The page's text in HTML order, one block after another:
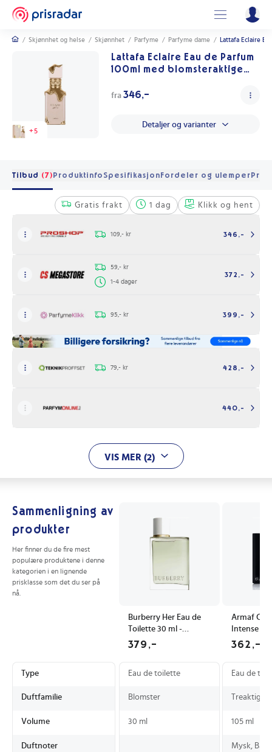
/ Skjønnhet og helse / Skjønnhet / Parfyme / Parfyme dame / Lattafa Eclaire
+5
Lattafa Eclaire Eau de Parfum
100ml med blomsteraktige
fra 346,-
Detaljer og varianter
Tilbud (7)Produktinfo SpesifikasjonFordeler og ulemperPris
Gratis frakt 1 dag Klikk og hent
109,- kr 346,-
59,- kr
1-4 dager
372,-
95,- kr 399,-
79,- kr 428,-
440,-
VIS MER (2)
Sammenligning av
produkter
Her finner du de fire mest
populære produktene i denne
kategorien i en lignende
prisklasse som det du ser på
nå.
Burberry Her Eau de
Toilette 30 ml -
Blomsterduft med
Musk og Pære
379,-
Armaf
Intense
Toilette
med
362,-
Type Eau de toilette Eau de
Duftfamilie Blomster Treaktige
Volume 30 ml 105 ml
Duftnoter
Mysk,